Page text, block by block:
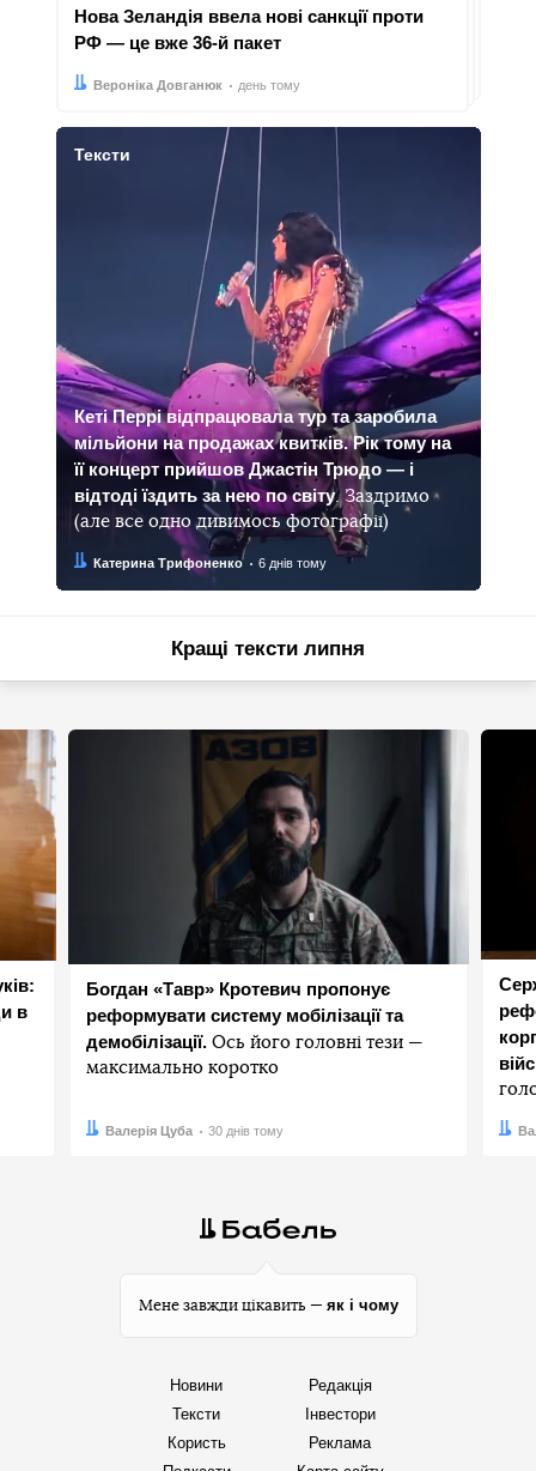
Нова Зеландія ввела нові санкції проти
РФ — це вже 36-й пакет
Автор:
Вероніка Довганюк
Дата: день тому
Тексти
Кеті Перрі відпрацювала тур та заробила
мільйони на продажах квитків. Рік тому на
її концерт прийшов Джастін Трюдо — і
відтоді їздить за нею по світу. Заздримо
(але все одно дивимось фотографії)
Автор:
Катерина Трифоненко
Дата: 6 днів тому
Кращі тексти липня
в
Богдан «Тавр» Кротевич пропонує
реформувати систему мобілізації та
демобілізації. Ось його головні тези —
максимально коротко
Автор:
Валерія Цуба
Дата: 30 днів тому Дата:
Мене завжди цікавить — як і чому
Новини
Тексти
Користь
Редакція
Інвестори
Реклама